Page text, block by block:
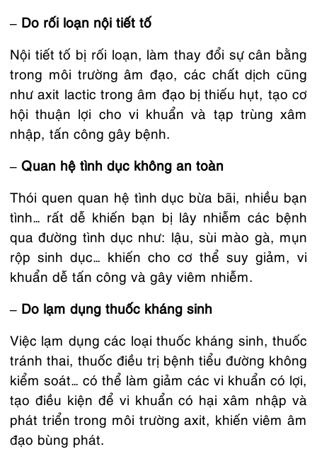
– Do rối loạn nội tiết tố
Nội tiết tố bị rối loạn, làm thay đổi sự cân bằng
trong môi trường âm đạo, các chất dịch cũng
như axit lactic trong âm đạo bị thiếu hụt, tạo cơ
hội thuận lợi cho vi khuẩn và tạp trùng xâm
nhập, tấn công gây bệnh.
– Quan hệ tình dục không an toàn
Thói quen quan hệ tình dục bừa bãi, nhiều bạn
tình… rất dễ khiến bạn bị lây nhiễm các bệnh
qua đường tình dục như: lậu, sùi mào gà, mụn
rộp sinh dục… khiến cho cơ thể suy giảm, vi
khuẩn dễ tấn công và gây viêm nhiễm.
– Do lạm dụng thuốc kháng sinh
Việc lạm dụng các loại thuốc kháng sinh, thuốc
tránh thai, thuốc điều trị bệnh tiểu đường không
kiểm soát… có thể làm giảm các vi khuẩn có lợi,
tạo điều kiện để vi khuẩn có hại xâm nhập và
phát triển trong môi trường axit, khiến viêm âm
đạo bùng phát.